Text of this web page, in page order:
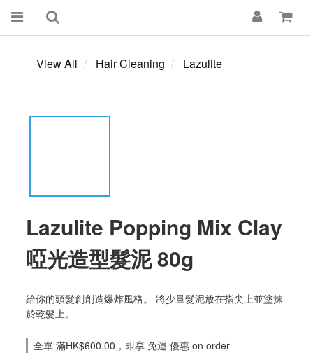
View All Hair Cleaning Lazulite
Lazulite Popping Mix Clay
啞光造型髮泥 80g
給你的頭髮創創造爆炸風格。 將少量髮泥放在指尖上並塗抹
於乾髮上。
全單 滿HK$600.00，即享 免運 優惠 on order